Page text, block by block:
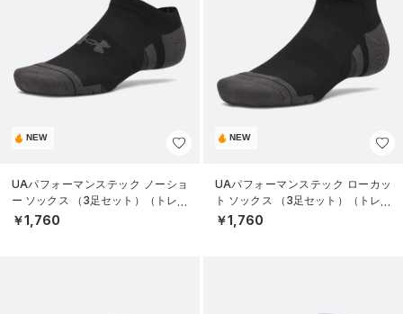
NEW
UAパフォーマンステック ノーショ
ー ソックス （3足セット）（トレー
ニング/UNISEX）
￥1,760
NEW
UAパフォーマンステック ローカッ
ト ソックス （3足セット）（トレー
ニング/UNISEX）
￥1,760